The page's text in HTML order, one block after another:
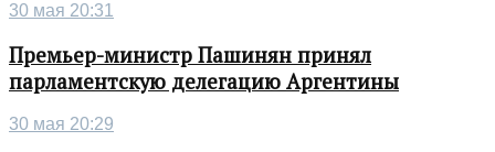
30 мая 20:31
Премьер-министр Пашинян принял
парламентскую делегацию Аргентины
30 мая 20:29